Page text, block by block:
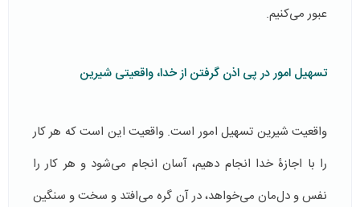
عبور می‌کنیم.
تسهیل امور در پی اذن گرفتن از خدا، واقعیتی شیرین
واقعیت شیرین تسهیل امور است. واقعیت این است که هر کار
را با اجازۀ خدا انجام دهیم، آسان انجام می‌شود و هر کار را
نفس و دل‌مان می‌خواهد، در آن گره می‌افتد و سخت و سنگین